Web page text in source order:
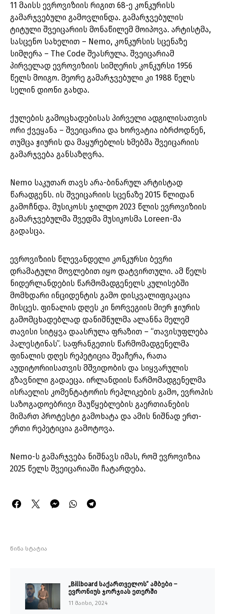
11 მაისს ევროვიზიის რიგით 68-ე კონკურისს
გამარჯვებული გამოვლინდა. გამარჯვებულის
ტიტული შვეიცარიის მონაწილემ მოიპოვა. არტისტმა,
სასცენო სახელით – Nemo, კონკურსის სცენაზე
სიმღერა – The Code შეასრულა. შვეიცარიამ
პირველად ევროვიზიის სიმღერის კონკურსი 1956
წელს მოიგო. მეორე გამარჯვებული კი 1988 წელს
სელინ დიონი გახდა.
ქულების გამოცხადებისას პირველი ადგილისათვის
ორი ქვეყანა – შვეიცარია და ხორვატია იბრძოდნენ,
თუმცა ჟიურის და მაყურებლის ხმებმა შვეიცარიის
გამარჯვება განსაზღვრა.
Nemo საკუთარ თავს არა-ბინარულ არტისტად
წარადგენს. ის შვეიცარიის სცენაზე 2015 წლიდან
გამოჩნდა. მუსიკოსს ჯილდო 2023 წლის ევროვიზიის
გამარჯვებულმა შვედმა მუსიკოსმა Loreen-მა
გადასცა.
ევროვიზიის წლევანდელი კონკურსი ბევრი
დრამატული მოვლებით იყო დატვირთული. ამ წელს
ნიდერლანდების წარმომადგენელს კულისებში
მომხდარი ინციდენტის გამო დისკვალიფიკაცია
მისცეს. ფინალის დღეს კი ნორვეგიის მიერ ჟიურის
გამომცხადებლად დანიშნულმა ალანნა მელემ
თავისი სიტყვა დაასრულა ფრაზით – “თავისუფლება
პალესტინას”. საფრანგეთის წარმომადგენელმა
ფინალის დღეს რეპეტიცია შეაჩერა, რათა
აუდიტორიისათვის მშვიდობის და სიყვარულის
გზავნილი გადაეცა. ირლანდიის წარმომადგენელმა
ისრაელის კომენტატორის რეპლიკების გამო, ევროპის
საზოგადოებრივი მაუწყებლების გაერთიანების
მიმართ პროტესტი გამოხატა და ამის ნიშნად ერთ-
ერთი რეპეტიცია გამოტოვა.
Nemo-ს გამარჯვება ნიშნავს იმას, რომ ევროვიზია
2025 წელს შვეიცარიაში ჩატარდება.
წინა სტატია
„Billboard საქართველოს” ამბები –
ევრონიუს ჯორჯიას ეთერში
11 მაისი, 2024